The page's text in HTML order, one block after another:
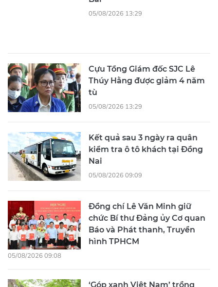
kiểm tra ô tô khách tại Đồng
05/08/2026 09:09
Đồng chí Lê Văn Minh giữ
chức Bí thư Đảng ủy Cơ quan
Báo và Phát thanh, Truyền
hình TPHCM
05/08/2026 09:08
05/08/2026 07:52
đích
05/08/2026 07:00